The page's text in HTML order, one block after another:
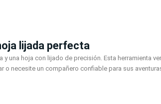
lijada perfecta
una hoja con lijado de precisión. Esta herramienta
necesite un compañero confiable para sus